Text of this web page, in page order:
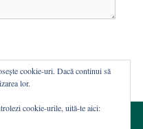
cookie-uri. Dacă continui să
lor.
cookie-urile, uită-te aici: